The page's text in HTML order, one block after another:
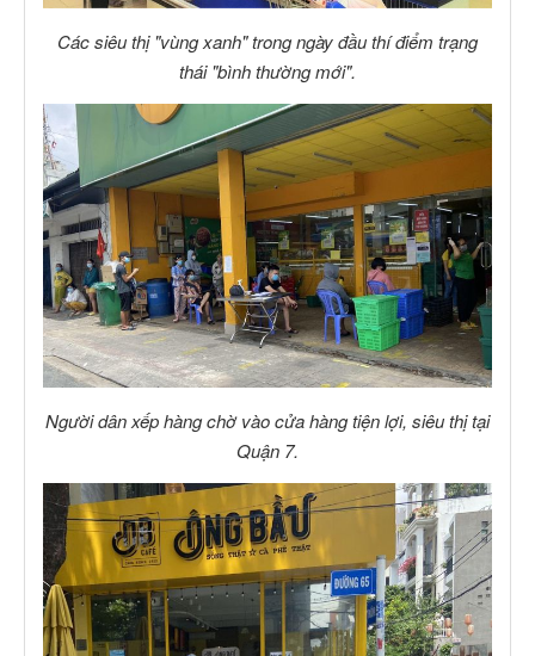
Các siêu thị "vùng xanh" trong ngày đầu thí điểm trạng
thái "bình thường mới".
Người dân xếp hàng chờ vào cửa hàng tiện lợi, siêu thị tại
Quận 7.